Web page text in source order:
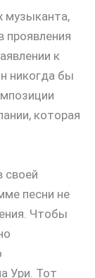
музыканта,
проявления
к
никогда бы
которая
своей
песни не
Чтобы
Ури. Тот